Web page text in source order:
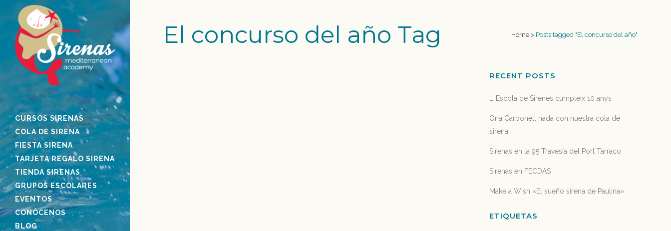
CURSOS SIRENAS
COLA DE SIRENA
FIESTA SIRENA
TARJETA REGALO SIRENA
TIENDA SIRENAS
GRUPOS ESCOLARES
EVENTOS
CONÓCENOS
BLOG
El concurso del año Tag Home > Posts tagged "El concurso del año"
RECENT POSTS
L’ Escola de Sirenes cumpleix 10 anys
Ona Carbonell nada con nuestra cola de
sirena
Sirenas en la 95 Travesía del Port Tarraco
Sirenas en FECDAS
Make a Wish «El sueño sirena de Paulina»
ETIQUETAS